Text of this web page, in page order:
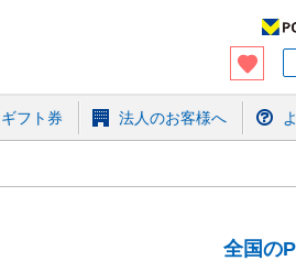
フト券 法人のお客様へ
全国の